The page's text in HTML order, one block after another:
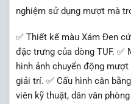
nghiệm sử dụng mượt mà
✅ Thiết kế màu Xám Đen
đặc trưng của dòng TUF. ✅
hình ảnh chuyển động
giải trí. ✅ Cấu hình cân
viên kỹ thuật, dân văn